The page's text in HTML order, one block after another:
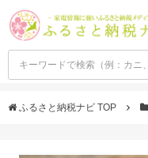
ふるさと納税ナビ TOP